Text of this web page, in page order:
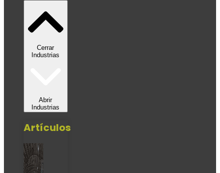
Cerrar
Industrias
Abrir
Industrias
Artículos